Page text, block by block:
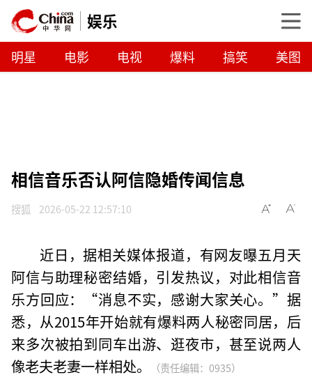
娱乐
明星 电影 电视 爆料 搞笑 美图
相信音乐否认阿信隐婚传闻信息
搜狐 2026-05-22 12:57:10
近日，据相关媒体报道，有网友曝五月天
阿信与助理秘密结婚，引发热议，对此相信音
乐方回应：“消息不实，感谢大家关心。”据
悉，从2015年开始就有爆料两人秘密同居，后
来多次被拍到同车出游、逛夜市，甚至说两人
像老夫老妻一样相处。
（责任编辑：0935）